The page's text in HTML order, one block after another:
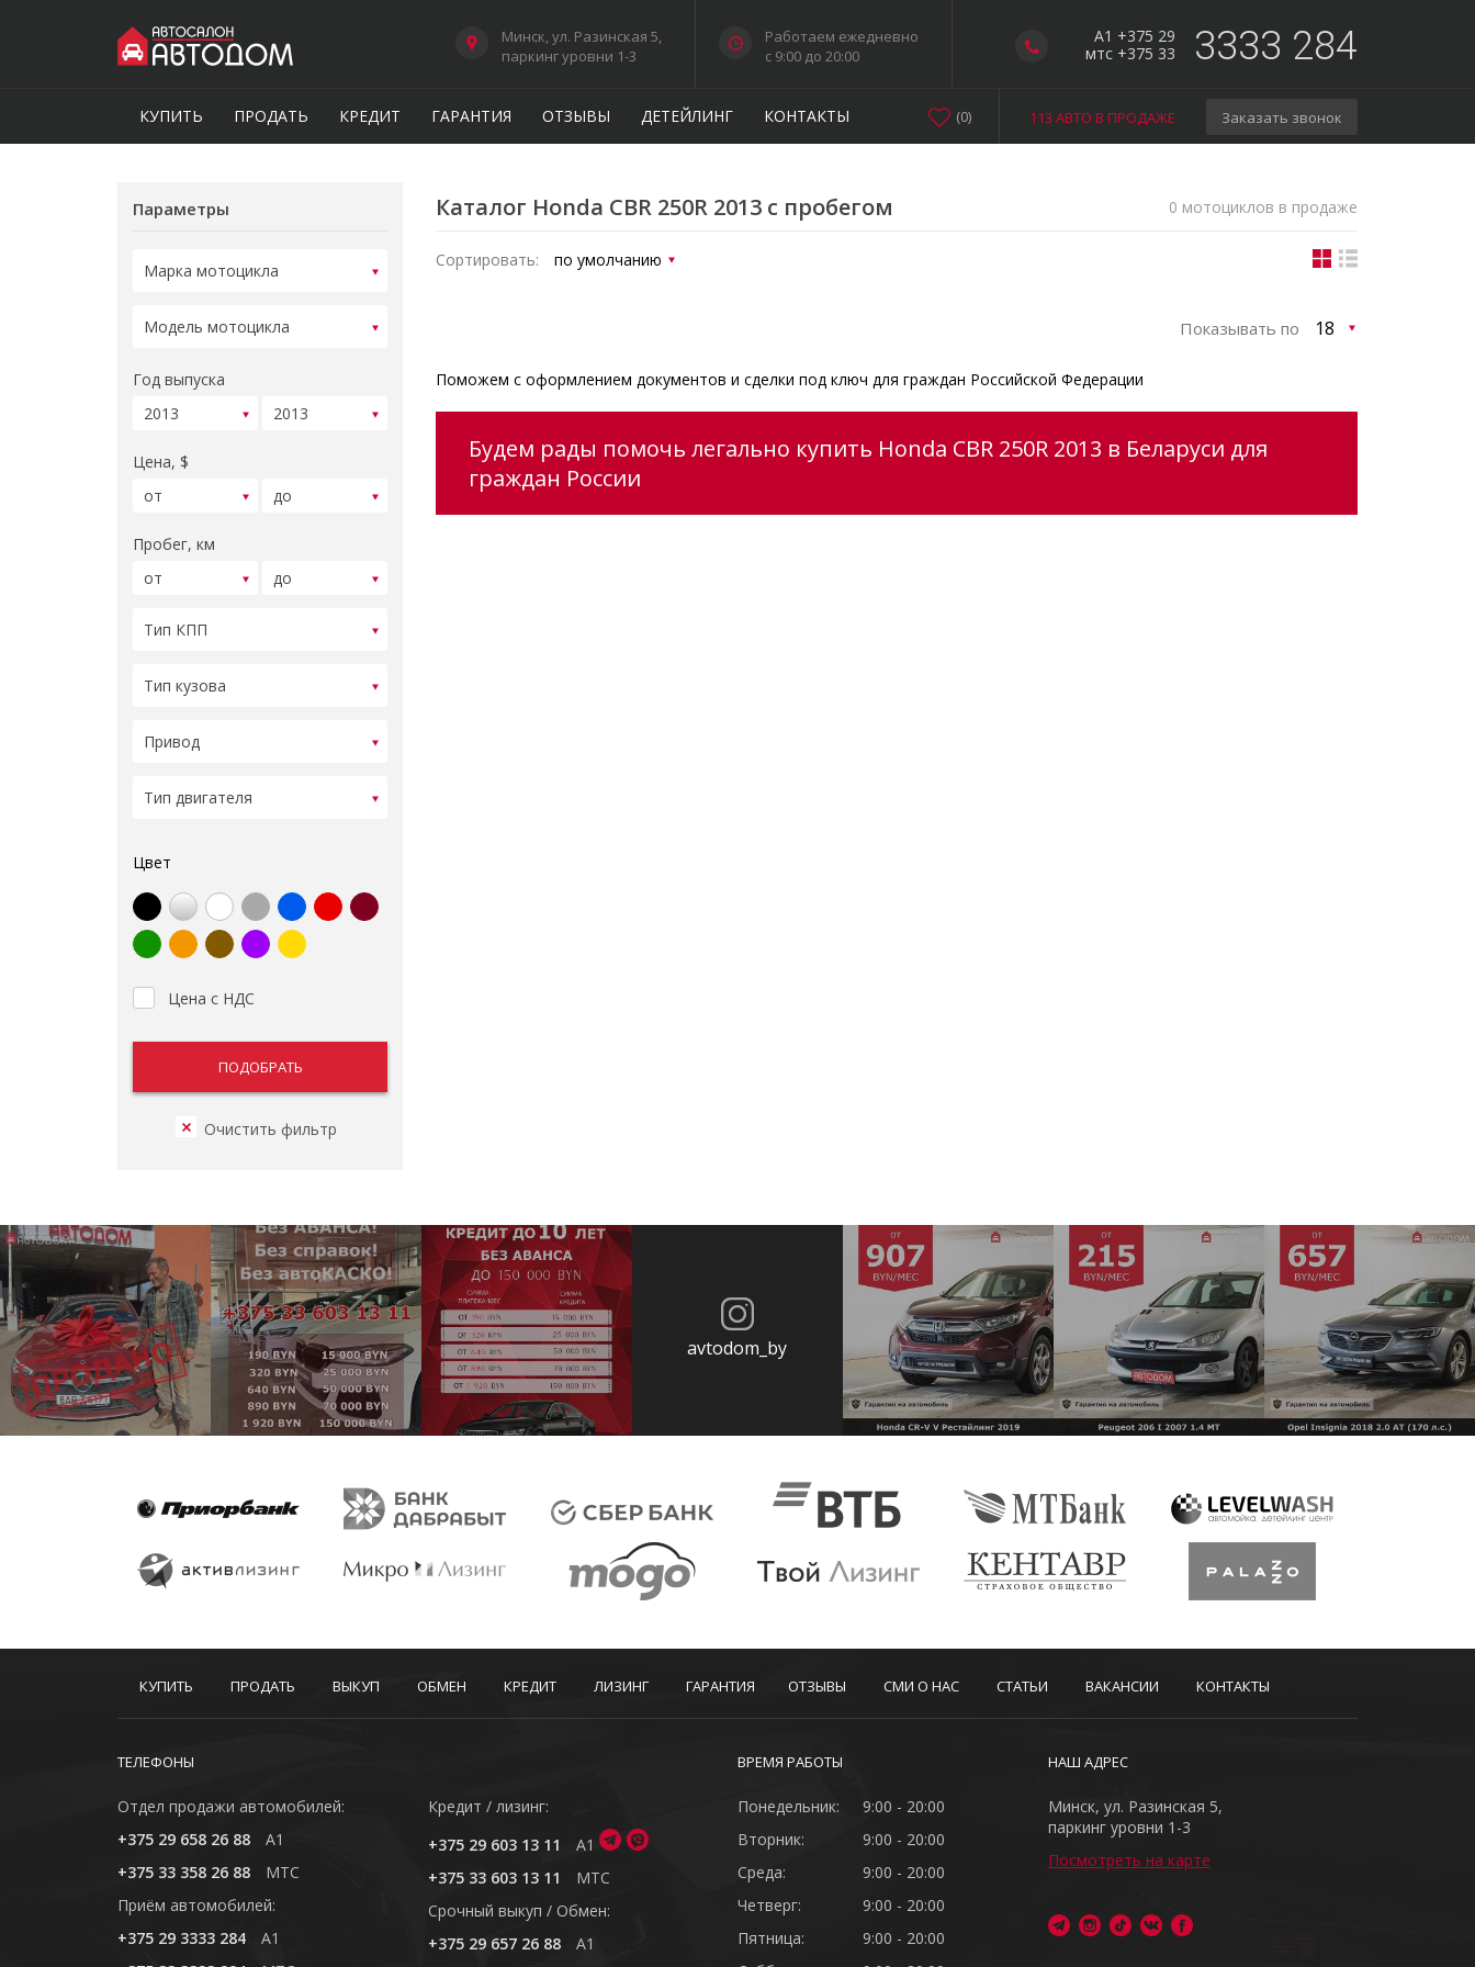
A1 +375 29
мтс +375 33
3333 284
Минск, ул. Разинская 5,
паркинг уровни 1-3
Работаем ежедневно
c 9:00 до 20:00
КУПИТЬ ПРОДАТЬ КРЕДИТ ГАРАНТИЯ ОТЗЫВЫ ДЕТЕЙЛИНГ КОНТАКТЫ 113 АВТО В ПРОДАЖЕ Заказать звонок
(0)
Параметры
Год выпуска
Цена, $
Пробег, км
Цвет
Цена с НДС
Каталог Honda CBR 250R 2013 с пробегом 0 мотоциклов в продаже
Сортировать:
Показывать по
Поможем с оформлением документов и сделки под ключ для граждан Российской Федерации
Будем рады помочь легально купить Honda CBR 250R 2013 в Беларуси для
граждан России
avtodom_by
КУПИТЬ ПРОДАТЬ ВЫКУП ОБМЕН КРЕДИТ ЛИЗИНГ ГАРАНТИЯ ОТЗЫВЫ СМИ О НАС СТАТЬИ ВАКАНСИИ КОНТАКТЫ
ТЕЛЕФОНЫ
Отдел продажи автомобилей:
+375 29 658 26 88
A1
+375 33 358 26 88
MTC
Приём автомобилей:
+375 29 3333 284
A1
Кредит / лизинг:
+375 29 603 13 11
A1
+375 33 603 13 11
MTC
Cрочный выкуп / Обмен:
+375 29 657 26 88
A1
ВРЕМЯ РАБОТЫ
Понедельник:
9:00 - 20:00
Вторник:
9:00 - 20:00
Среда:
9:00 - 20:00
Четверг:
9:00 - 20:00
Пятница:
9:00 - 20:00
НАШ АДРЕС
Минск, ул. Разинская 5,
паркинг уровни 1-3
Посмотреть на карте